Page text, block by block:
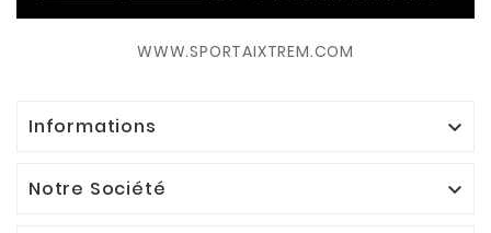
WWW.SPORTAIXTREM.COM
Informations 
Notre Société 